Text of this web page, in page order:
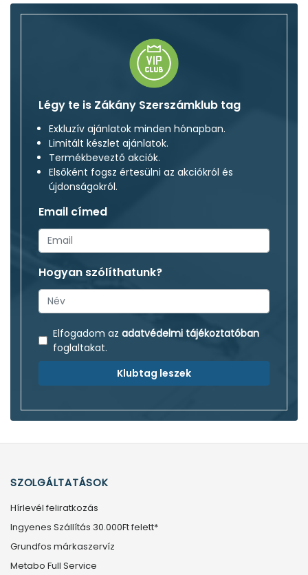
Légy te is Zákány Szerszámklub tag
Exkluzív ajánlatok minden hónapban.
Limitált készlet ajánlatok.
Termékbeveztő akciók.
Elsőként fogsz értesülni az akciókról és
újdonságokról.
Email címed
Hogyan szólíthatunk?
Elfogadom az adatvédelmi tájékoztatóban
foglaltakat.
Klubtag leszek
SZOLGÁLTATÁSOK
Hírlevél feliratkozás
Ingyenes Szállítás 30.000Ft felett*
Grundfos márkaszervíz
Metabo Full Service